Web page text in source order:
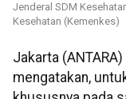
Jenderal SDM
Kesehatan (Kemenkes)
Jakarta
mengatakan,